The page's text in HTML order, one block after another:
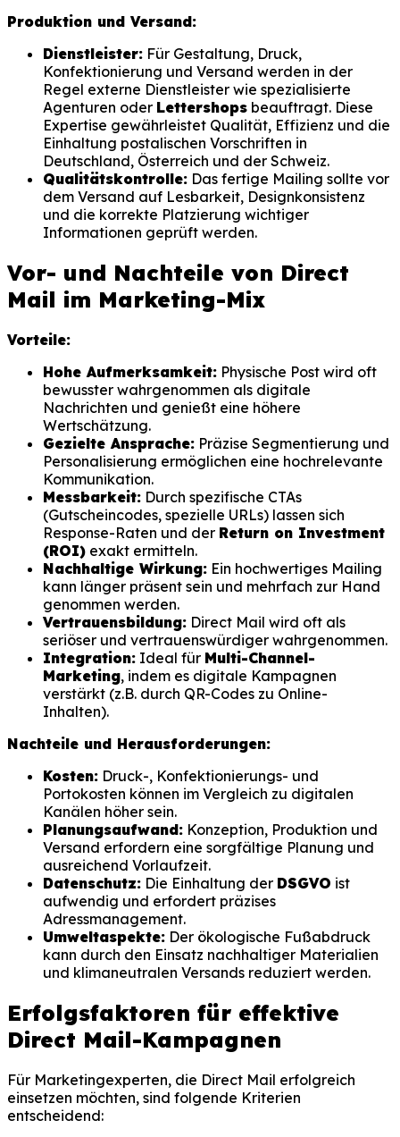
Produktion und Versand:
Dienstleister: Für Gestaltung, Druck,
Konfektionierung und Versand werden in der
Regel externe Dienstleister wie spezialisierte
Agenturen oder Lettershops beauftragt. Diese
Expertise gewährleistet Qualität, Effizienz und die
Einhaltung postalischen Vorschriften in
Deutschland, Österreich und der Schweiz.
Qualitätskontrolle: Das fertige Mailing sollte vor
dem Versand auf Lesbarkeit, Designkonsistenz
und die korrekte Platzierung wichtiger
Informationen geprüft werden.
Vor- und Nachteile von Direct
Mail im Marketing-Mix
Vorteile:
Hohe Aufmerksamkeit: Physische Post wird oft
bewusster wahrgenommen als digitale
Nachrichten und genießt eine höhere
Wertschätzung.
Gezielte Ansprache: Präzise Segmentierung und
Personalisierung ermöglichen eine hochrelevante
Kommunikation.
Messbarkeit: Durch spezifische CTAs
(Gutscheincodes, spezielle URLs) lassen sich
Response-Raten und der Return on Investment
(ROI) exakt ermitteln.
Nachhaltige Wirkung: Ein hochwertiges Mailing
kann länger präsent sein und mehrfach zur Hand
genommen werden.
Vertrauensbildung: Direct Mail wird oft als
seriöser und vertrauenswürdiger wahrgenommen.
Integration: Ideal für Multi-Channel-
Marketing, indem es digitale Kampagnen
verstärkt (z.B. durch QR-Codes zu Online-
Inhalten).
Nachteile und Herausforderungen:
Kosten: Druck-, Konfektionierungs- und
Portokosten können im Vergleich zu digitalen
Kanälen höher sein.
Planungsaufwand: Konzeption, Produktion und
Versand erfordern eine sorgfältige Planung und
ausreichend Vorlaufzeit.
Datenschutz: Die Einhaltung der DSGVO ist
aufwendig und erfordert präzises
Adressmanagement.
Umweltaspekte: Der ökologische Fußabdruck
kann durch den Einsatz nachhaltiger Materialien
und klimaneutralen Versands reduziert werden.
Erfolgsfaktoren für effektive
Direct Mail-Kampagnen
Für Marketingexperten, die Direct Mail erfolgreich
einsetzen möchten, sind folgende Kriterien
entscheidend: